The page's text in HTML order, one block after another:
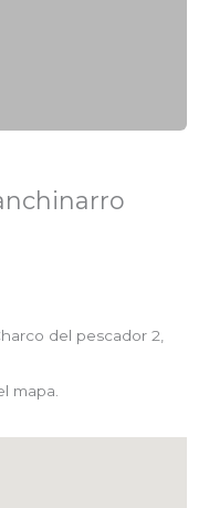
del pescador 2,
mapa.